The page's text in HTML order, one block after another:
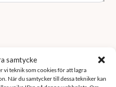
samtycke
vi teknik som cookies för att lagra
När du samtycker till dessa tekniker kan